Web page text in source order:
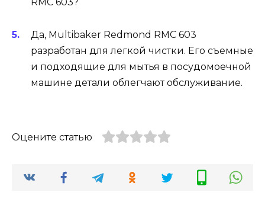
RMC 603?
Да, Multibaker Redmond RMC 603
разработан для легкой чистки. Его съемные
и подходящие для мытья в посудомоечной
машине детали облегчают обслуживание.
Оцените статью